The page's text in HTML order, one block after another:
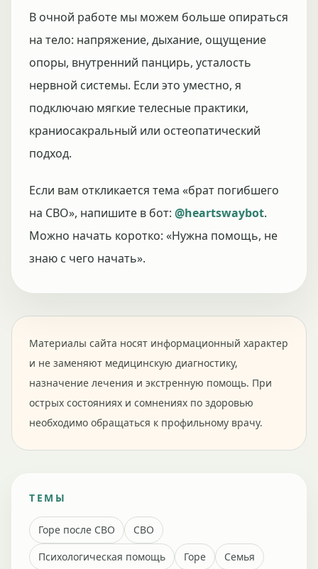
В очной работе мы можем больше опираться
на тело: напряжение, дыхание, ощущение
опоры, внутренний панцирь, усталость
нервной системы. Если это уместно, я
подключаю мягкие телесные практики,
краниосакральный или остеопатический
подход.
Если вам откликается тема «брат погибшего
на СВО», напишите в бот: @heartswaybot.
Можно начать коротко: «Нужна помощь, не
знаю с чего начать».
Материалы сайта носят информационный характер
и не заменяют медицинскую диагностику,
назначение лечения и экстренную помощь. При
острых состояниях и сомнениях по здоровью
необходимо обращаться к профильному врачу.
ТЕМЫ
Горе после СВО
СВО
Психологическая помощь
Горе
Семья